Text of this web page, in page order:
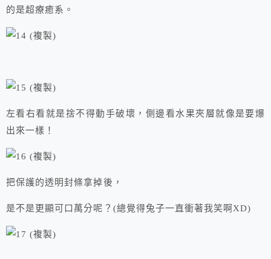
的是超療癒系。
左看右看就是捨不得動手破壞，側邊看水果夾層就像是要爆
出來一樣！
把保護的透明封條拿掉後，
是不是更顯可口萬分呢？(總覺得兔子一直衝著我笑啊XD)